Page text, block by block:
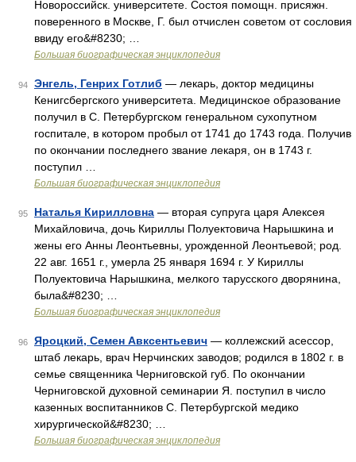
Новороссийск. университете. Состоя помощн. присяжн.
поверенного в Москве, Г. был отчислен советом от сословия
ввиду его&#8230; …
Большая биографическая энциклопедия
94 Энгель, Генрих Готлиб — лекарь, доктор медицины
Кенигсбергского университета. Медицинское образование
получил в С. Петербургском генеральном сухопутном
госпитале, в котором пробыл от 1741 до 1743 года. Получив
по окончании последнего звание лекаря, он в 1743 г.
поступил …
Большая биографическая энциклопедия
95 Наталья Кирилловна — вторая супруга царя Алексея
Михайловича, дочь Кириллы Полуектовича Нарышкина и
жены его Анны Леонтьевны, урожденной Леонтьевой; род.
22 авг. 1651 г., умерла 25 января 1694 г. У Кириллы
Полуектовича Нарышкина, мелкого тарусского дворянина,
была&#8230; …
Большая биографическая энциклопедия
96 Яроцкий, Семен Авксентьевич — коллежский асессор,
штаб лекарь, врач Нерчинских заводов; родился в 1802 г. в
семье священника Черниговской губ. По окончании
Черниговской духовной семинарии Я. поступил в число
казенных воспитанников С. Петербургской медико
хирургической&#8230; …
Большая биографическая энциклопедия